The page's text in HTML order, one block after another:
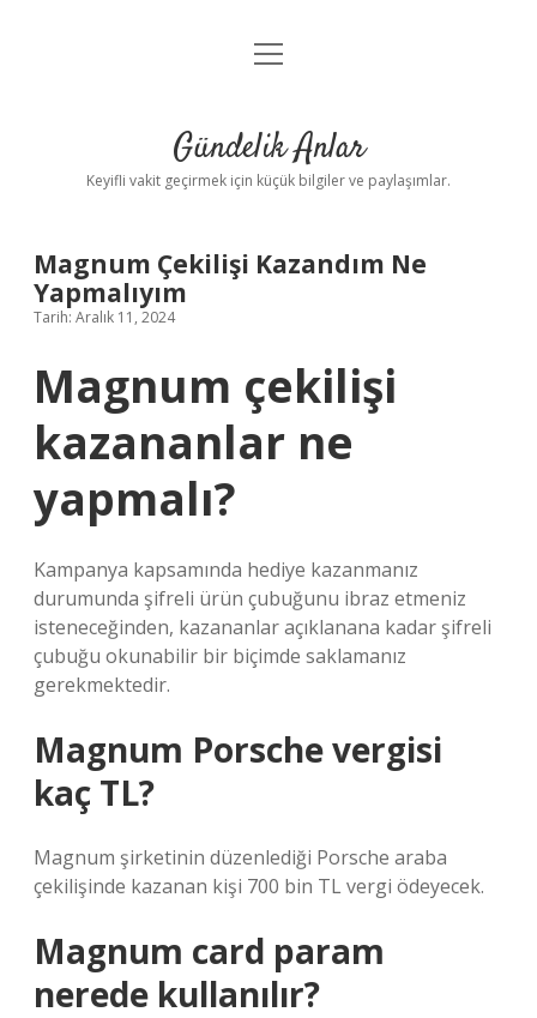
Anasayfa
Yasal Uyarı
menüyü
Gündelik Anlar
Keyifli vakit geçirmek için küçük bilgiler ve paylaşımlar.
Magnum Çekilişi Kazandım Ne
Yapmalıyım
Tarih: Aralık 11, 2024
Magnum çekilişi
kazananlar ne
yapmalı?
Kampanya kapsamında hediye kazanmanız
durumunda şifreli ürün çubuğunu ibraz etmeniz
isteneceğinden, kazananlar açıklanana kadar şifreli
çubuğu okunabilir bir biçimde saklamanız
gerekmektedir.
Magnum Porsche vergisi
kaç TL?
Magnum şirketinin düzenlediği Porsche araba
çekilişinde kazanan kişi 700 bin TL vergi ödeyecek.
Magnum card param
nerede kullanılır?